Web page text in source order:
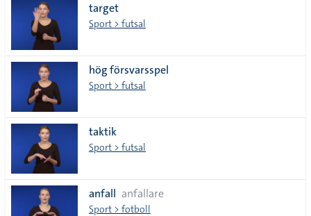
tecken
target
Sport > futsal
hög försvarsspel
Sport > futsal
taktik
Sport > futsal
anfall anfallare
Sport > fotboll